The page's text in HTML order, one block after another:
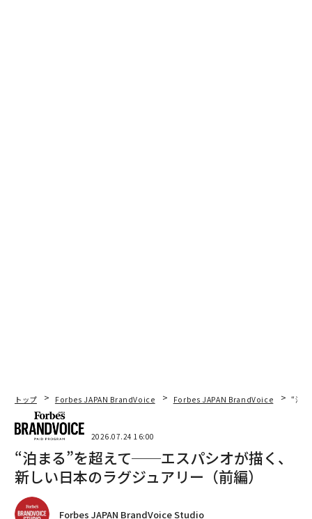
トップ Forbes JAPAN BrandVoice Forbes JAPAN BrandVoice “泊
2026.07.24 16:00
“泊まる”を超えて──エスパシオが描く、
新しい日本のラグジュアリー（前編）
Forbes JAPAN BrandVoice Studio